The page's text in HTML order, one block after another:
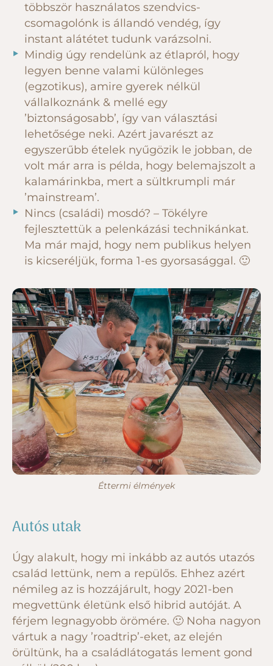
többször használatos szendvics-
csomagolónk is állandó vendég, így
instant alátétet tudunk varázsolni.
Mindig úgy rendelünk az étlapról, hogy
legyen benne valami különleges
(egzotikus), amire gyerek nélkül
vállalkoznánk & mellé egy
’biztonságosabb’, így van választási
lehetősége neki. Azért javarészt az
egyszerűbb ételek nyűgözik le jobban, de
volt már arra is példa, hogy belemajszolt a
kalamárinkba, mert a sültkrumpli már
’mainstream’.
Nincs (családi) mosdó? – Tökélyre
fejlesztettük a pelenkázási technikánkat.
Ma már majd, hogy nem publikus helyen
is kicseréljük, forma 1-es gyorsasággal. 🙂
Éttermi élmények
Autós utak
Úgy alakult, hogy mi inkább az autós utazós
család lettünk, nem a repülős. Ehhez azért
némileg az is hozzájárult, hogy 2021-ben
megvettünk életünk első hibrid autóját. A
férjem legnagyobb örömére. 🙂 Noha nagyon
vártuk a nagy ’roadtrip’-eket, az elején
örültünk, ha a családlátogatás lement gond